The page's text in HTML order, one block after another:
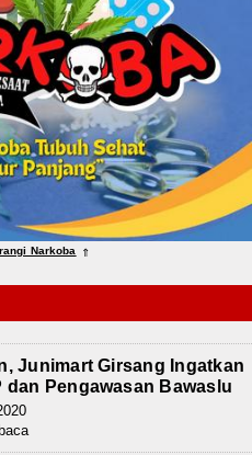
Narkoba ⇑
Junimart Girsang Ingatkan
dan Pengawasan Bawaslu